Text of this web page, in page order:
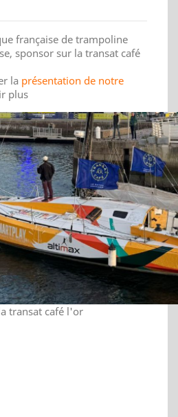
française de trampoline
sponsor sur la transat café
la présentation de notre
plus
transat café l'or